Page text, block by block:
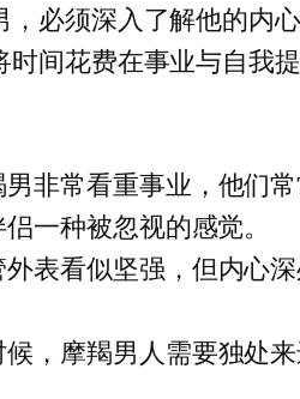
，必须深入了解他的内
间花费在事业与自我
男非常看重事业，他们
一种被忽视的感觉。
表看似坚强，但内心
，摩羯男人需要独处